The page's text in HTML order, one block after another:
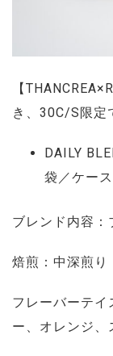
【
き、30C/S限定
DAILY
袋／ケース
ブレンド内容
焙煎：中深煎り
フレーバーテ
ー、オレンジ、